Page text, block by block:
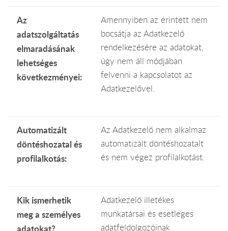
Az
adatszolgáltatás
elmaradásának
lehetséges
következményei:
Amennyiben az érintett nem
bocsátja az Adatkezelő
rendelkezésére az adatokat,
úgy nem áll módjában
felvenni a kapcsolatot az
Adatkezelővel.
Automatizált
döntéshozatal és
profilalkotás:
Az Adatkezelő nem alkalmaz
automatizált döntéshozatalt
és nem végez profilalkotást.
Kik ismerhetik
meg a személyes
Adatkezelő illetékes
munkatársai és esetleges
adatfeldolgozóinak